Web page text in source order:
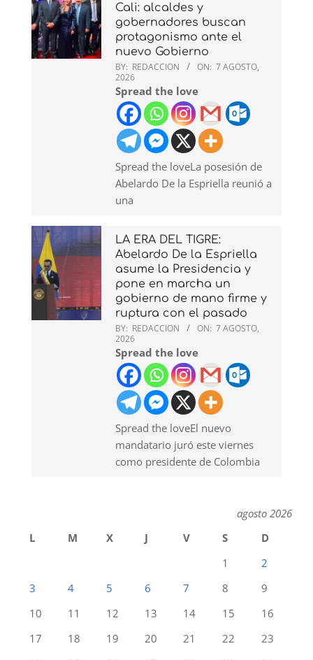
Cali: alcaldes y
gobernadores buscan
protagonismo ante el
nuevo Gobierno
BY: REDACCION ON: 7 AGOSTO,
2026
Spread the love
Spread the loveLa posesión de
Abelardo De la Espriella reunió a
una
LA ERA DEL TIGRE:
Abelardo De la Espriella
asume la Presidencia y
pone en marcha un
gobierno de mano firme y
ruptura con el pasado
BY: REDACCION ON: 7 AGOSTO,
2026
Spread the love
Spread the loveEl nuevo
mandatario juró este viernes
como presidente de Colombia
agosto 2026
L
M X J V S
D
1
2
3
4 5 6 7 8
9
10
11 12 13 14 15
16
17
18 19 20 21 22
23